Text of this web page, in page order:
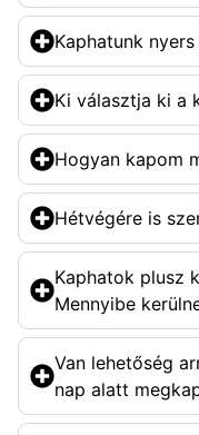
Kaphatunk
Ki választja ki a
Hogyan kapom
Hétvégére is
Kaphatok plusz
Mennyibe
Van lehetőség
nap alatt